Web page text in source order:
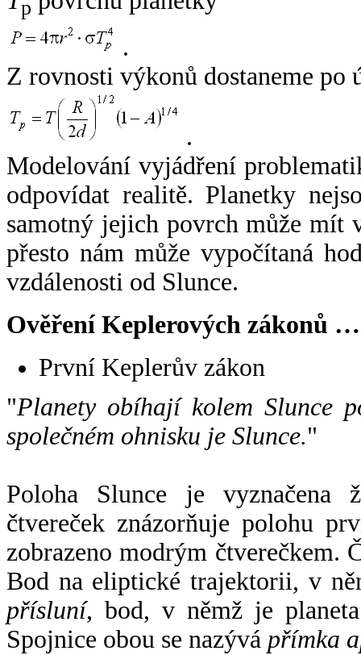
p
.
Z rovnosti výkonů dostaneme po
.
Modelování vyjádření
odpovídat realitě. Planetky
samotný jejich povrch může mít
přesto nám může vypočítaná
vzdálenosti od Slunce.
Ověření Keplerových zákonů …
První Keplerův zákon
"Planety obíhají kolem Slunce
společném ohnisku je Slunce."
Poloha Slunce je vyznačena
čtvereček znázorňuje polohu
zobrazeno modrým čtverečkem.
Bod na eliptické trajektorii, v
přísluní, bod, v němž je
Spojnice obou se nazývá přímka